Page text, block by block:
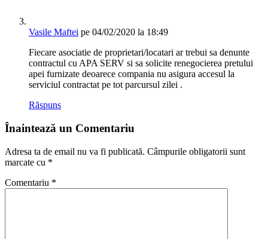
Vasile Maftei pe 04/02/2020 la 18:49
Fiecare asociatie de proprietari/locatari ar trebui sa denunte
contractul cu APA SERV si sa solicite renegocierea pretului
apei furnizate deoarece compania nu asigura accesul la
serviciul contractat pe tot parcursul zilei .
Răspuns
Înaintează un Comentariu
Adresa ta de email nu va fi publicată. Câmpurile obligatorii sunt
marcate cu *
Comentariu *